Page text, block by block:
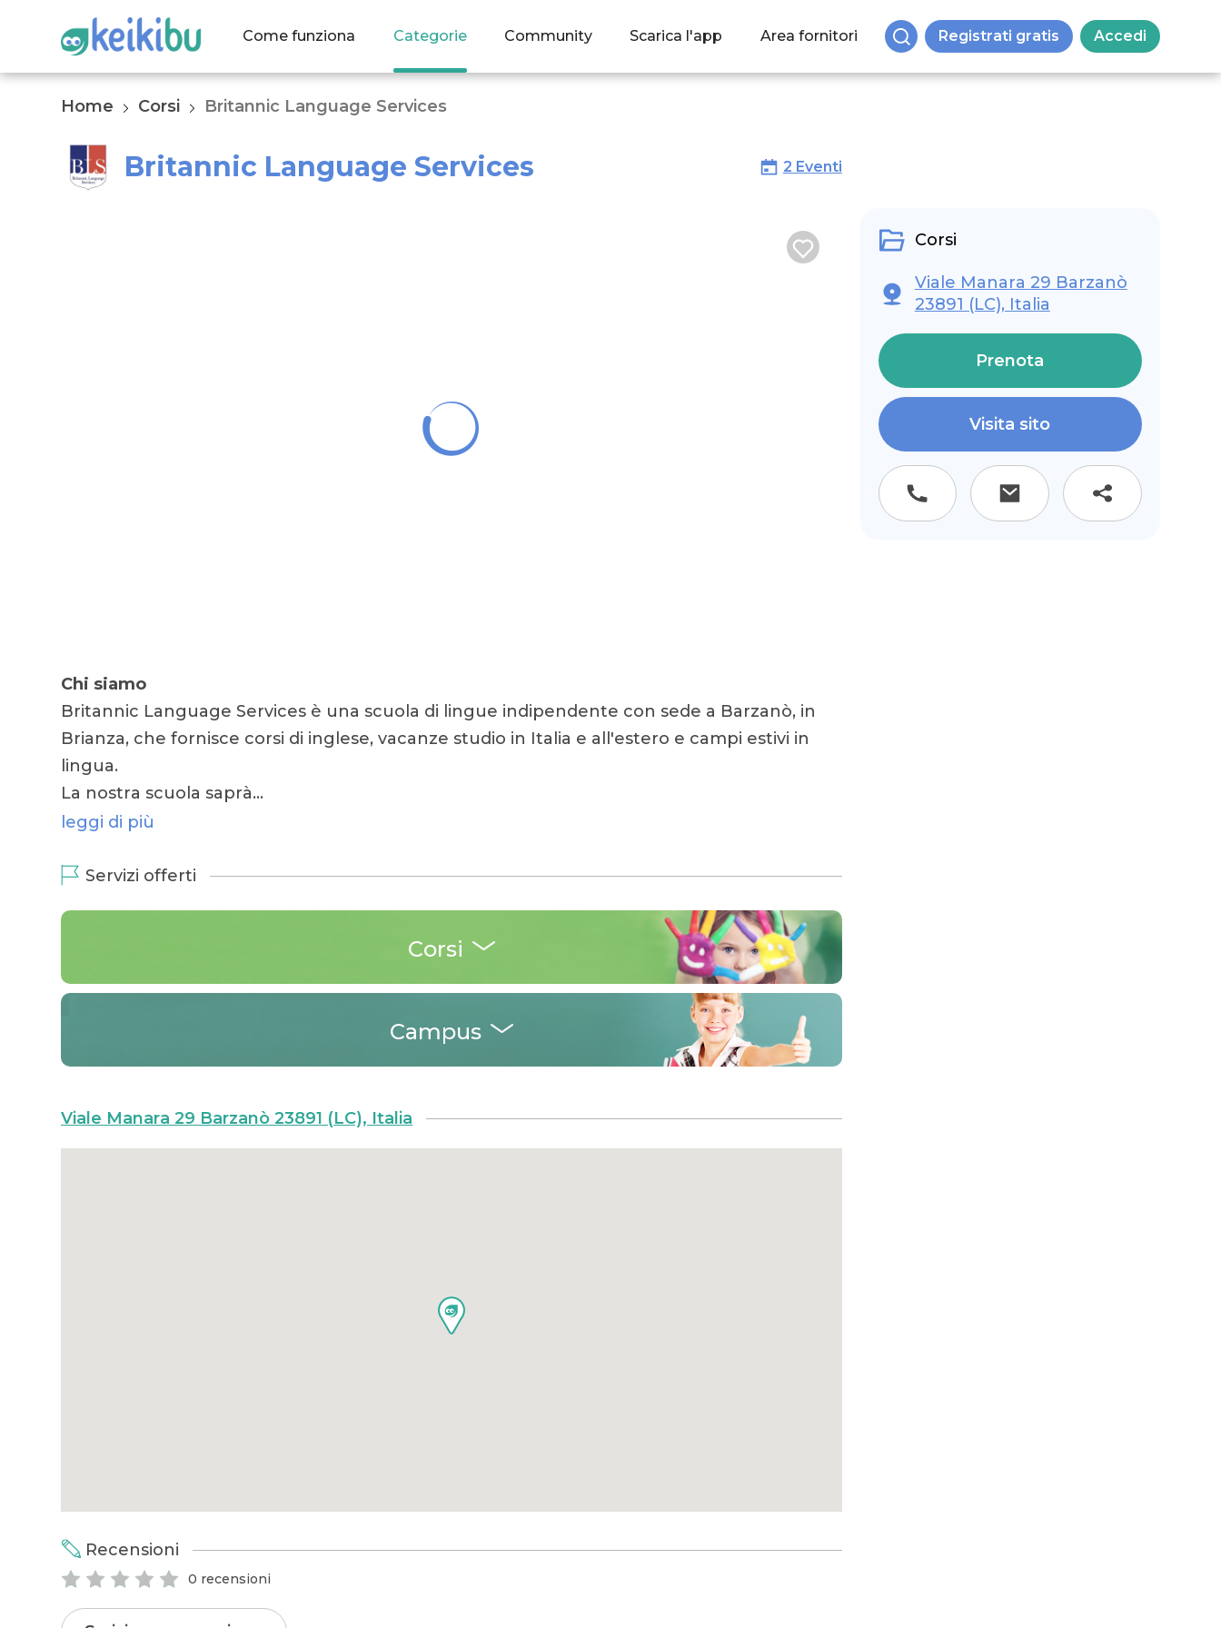
Come funziona Categorie Community Scarica l'app Area fornitori Registrati gratis Accedi
Home Corsi Britannic Language Services
Britannic Language Services 2 Eventi
Chi siamo
Britannic Language Services è una scuola di lingue indipendente con sede a Barzanò, in
Brianza, che fornisce corsi di inglese, vacanze studio in Italia e all'estero e campi estivi in
lingua.
La nostra scuola saprà…
leggi di più
Servizi offerti
Corsi
Campus
Viale Manara 29 Barzanò 23891 (LC), Italia
Recensioni
0 recensioni
Corsi
Viale Manara 29 Barzanò
23891 (LC), Italia
Prenota
Visita sito